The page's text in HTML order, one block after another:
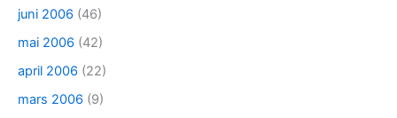
juni 2006 (46)
mai 2006 (42)
april 2006 (22)
mars 2006 (9)